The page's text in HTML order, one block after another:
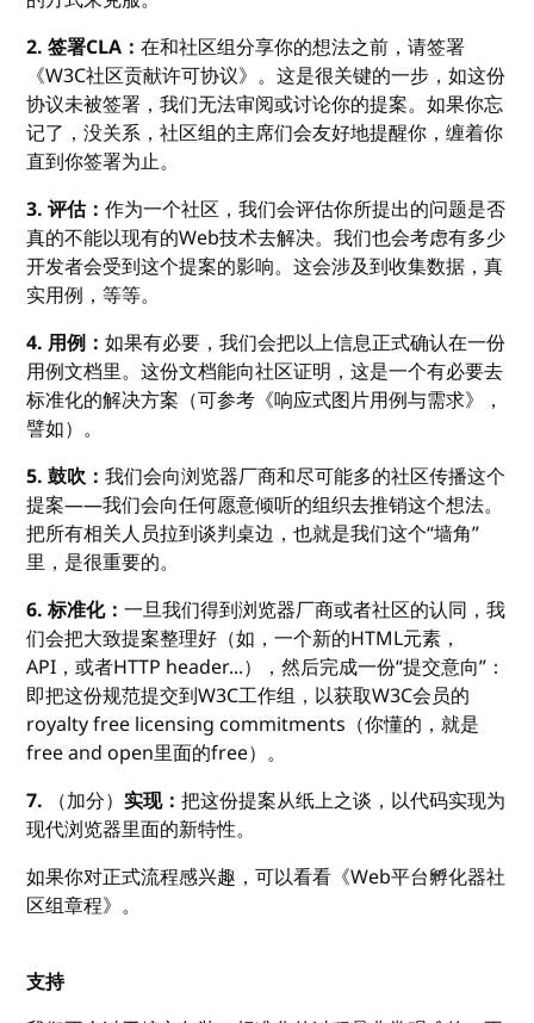
2. 签署CLA：在和社区组分享你的想法之前，请签署
《W3C社区贡献许可协议》。这是很关键的一步，如这份
协议未被签署，我们无法审阅或讨论你的提案。如果你忘
记了，没关系，社区组的主席们会友好地提醒你，缠着你
直到你签署为止。
3. 评估：作为一个社区，我们会评估你所提出的问题是否
真的不能以现有的Web技术去解决。我们也会考虑有多少
开发者会受到这个提案的影响。这会涉及到收集数据，真
实用例，等等。
4. 用例：如果有必要，我们会把以上信息正式确认在一份
用例文档里。这份文档能向社区证明，这是一个有必要去
标准化的解决方案（可参考《响应式图片用例与需求》，
譬如）。
5. 鼓吹：我们会向浏览器厂商和尽可能多的社区传播这个
提案——我们会向任何愿意倾听的组织去推销这个想法。
把所有相关人员拉到谈判桌边，也就是我们这个“墙角”
里，是很重要的。
6. 标准化：一旦我们得到浏览器厂商或者社区的认同，我
们会把大致提案整理好（如，一个新的HTML元素，
API，或者HTTP header...），然后完成一份“提交意向”：
即把这份规范提交到W3C工作组，以获取W3C会员的
royalty free licensing commitments（你懂的，就是
free and open里面的free）。
7. （加分）实现：把这份提案从纸上之谈，以代码实现为
现代浏览器里面的新特性。
如果你对正式流程感兴趣，可以看看《Web平台孵化器社
区组章程》。
支持